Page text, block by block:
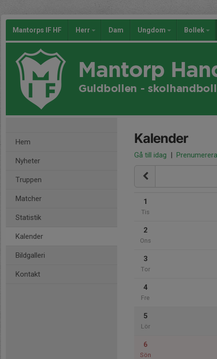
Mantorps IF HF Herr Dam Ungdom Bollek
Mantorp
Guldbollen - skolhandboll
Hem
Nyheter
Truppen
Matcher
Statistik
Kalender
Bildgalleri
Kontakt
Kalender
Gå till idag | Prenumerera
1
Tis
2
Ons
3
Tor
4
Fre
5
Lör
6
Sön